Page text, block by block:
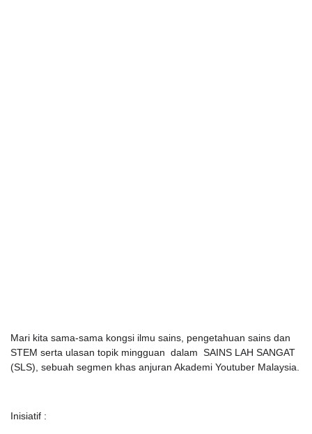
Mari kita sama-sama kongsi ilmu sains, pengetahuan sains dan
STEM serta ulasan topik mingguan dalam SAINS LAH SANGAT
(SLS), sebuah segmen khas anjuran Akademi Youtuber Malaysia.
Inisiatif :